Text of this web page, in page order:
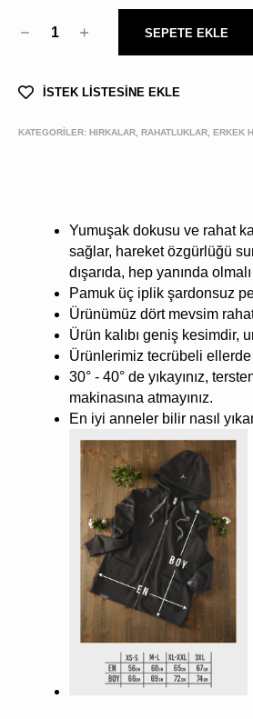
1 SEPETE EKLE
İSTEK LİSTESİNE EKLE
KATEGORİLER: HIRKALAR, RAHATLUKLAR, ERKEK
Yumuşak dokusu ve rahat
sağlar, hareket özgürlüğü
dışarıda, hep yanında
Pamuk üç iplik şardonsuz
Ürünümüz dört mevsim
Ürün kalıbı geniş kesimdir,
Ürünlerimiz tecrübeli
30° - 40° de yıkayınız,
makinasına atmayınız.
En iyi anneler bilir nasıl